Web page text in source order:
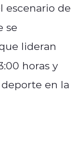
escenario de
se
lideran
horas y
en la